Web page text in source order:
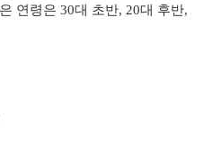
연령은 30대 초반, 20대 후반,